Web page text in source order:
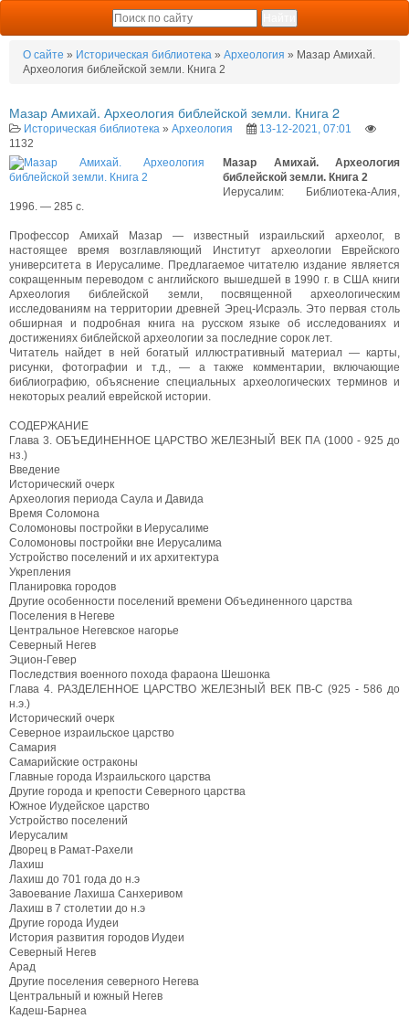
О сайте » Историческая библиотека » Археология » Мазар Амихай.
Археология библейской земли. Книга 2
Мазар Амихай. Археология библейской земли. Книга 2
Историческая библиотека » Археология
13-12-2021, 07:01
1132
Мазар Амихай. Археология
библейской земли. Книга 2
Иерусалим: Библиотека-Алия,
1996. — 285 с.
Профессор Амихай Мазар — известный израильский археолог, в
настоящее время возглавляющий Институт археологии Еврейского
университета в Иерусалиме. Предлагаемое читателю издание является
сокращенным переводом с английского вышедшей в 1990 г. в США книги
Археология библейской земли, посвященной археологическим
исследованиям на территории древней Эрец-Исраэль. Это первая столь
обширная и подробная книга на русском языке об исследованиях и
достижениях библейской археологии за последние сорок лет.
Читатель найдет в ней богатый иллюстративный материал — карты,
рисунки, фотографии и т.д., — а также комментарии, включающие
библиографию, объяснение специальных археологических терминов и
некоторых реалий еврейской истории.
СОДЕРЖАНИЕ
Глава 3. ОБЪЕДИНЕННОЕ ЦАРСТВО ЖЕЛЕЗНЫЙ ВЕК ПА (1000 - 925 до
нз.)
Введение
Исторический очерк
Археология периода Саула и Давида
Время Соломона
Соломоновы постройки в Иерусалиме
Соломоновы постройки вне Иерусалима
Устройство поселений и их архитектура
Укрепления
Планировка городов
Другие особенности поселений времени Объединенного царства
Поселения в Негеве
Центральное Негевское нагорье
Северный Негев
Эцион-Гевер
Последствия военного похода фараона Шешонка
Глава 4. РАЗДЕЛЕННОЕ ЦАРСТВО ЖЕЛЕЗНЫЙ ВЕК ПВ-С (925 - 586 до
н.э.)
Исторический очерк
Северное израильское царство
Самария
Самарийские остраконы
Главные города Израильского царства
Другие города и крепости Северного царства
Южное Иудейское царство
Устройство поселений
Иерусалим
Дворец в Рамат-Рахели
Лахиш
Лахиш до 701 года до н.э
Завоевание Лахиша Санхеривом
Лахиш в 7 столетии до н.э
Другие города Иудеи
История развития городов Иудеи
Северный Негев
Арад
Другие поселения северного Негева
Центральный и южный Негев
Кадеш-Барнеа